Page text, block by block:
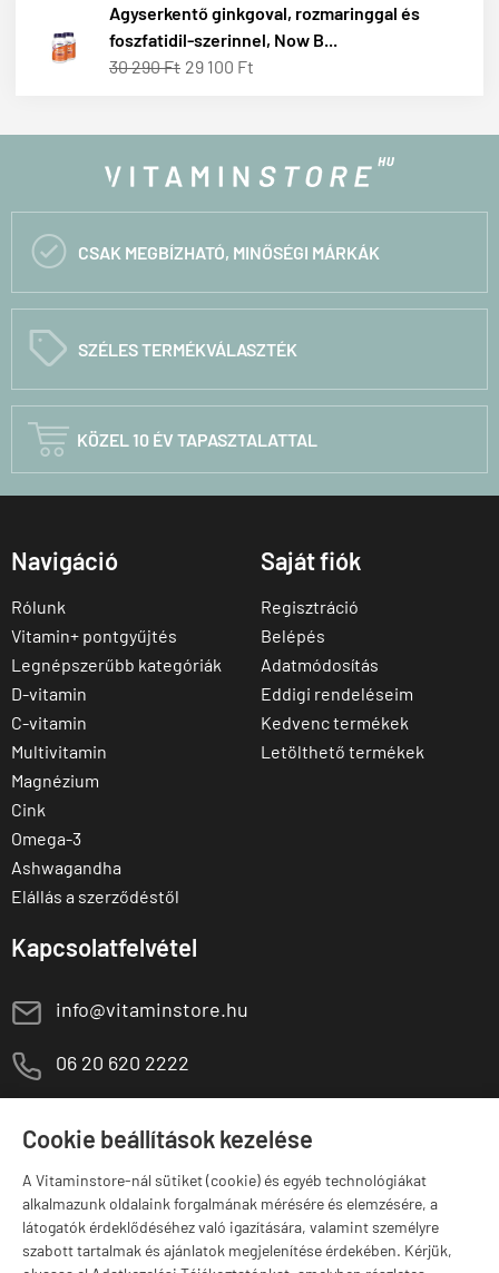
Cookie beállítások kezelése
A Vitaminstore-nál sütiket (cookie) és egyéb technológiákat
alkalmazunk oldalaink forgalmának mérésére és elemzésére, a
látogatók érdeklődéséhez való igazítására, valamint személyre
szabott tartalmak és ajánlatok megjelenítése érdekében. Kérjük,
Agyserkentő ginkgoval, rozmaringgal és
foszfatidil-szerinnel, Now B...
30 290 Ft 29 100 Ft
 CSAK MEGBÍZHATÓ, MINŐSÉGI MÁRKÁK
C SZÉLES TERMÉKVÁLASZTÉK
 KÖZEL 10 ÉV TAPASZTALATTAL
Navigáció
Rólunk
Vitamin+ pontgyűjtés
Legnépszerűbb kategóriák
D-vitamin
C-vitamin
Multivitamin
Magnézium
Cink
Omega-3
Ashwagandha
Elállás a szerződéstől
Saját fiók
Regisztráció
Belépés
Adatmódosítás
Eddigi rendeléseim
Kedvenc termékek
Letölthető termékek
Kapcsolatfelvétel
E info@vitaminstore.hu
M 06 20 620 2222
Szugló u. 83-85.
Márkák